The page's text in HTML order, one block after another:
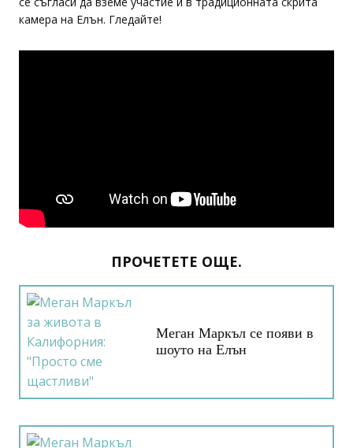
камера на Елън. Гледайте!
ПРОЧЕТЕТЕ ОЩЕ.
Меган Маркъл се появи в
шоуто на Елън